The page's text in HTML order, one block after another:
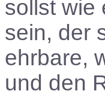
sollst wie
sein, der
ehrbare,
und den